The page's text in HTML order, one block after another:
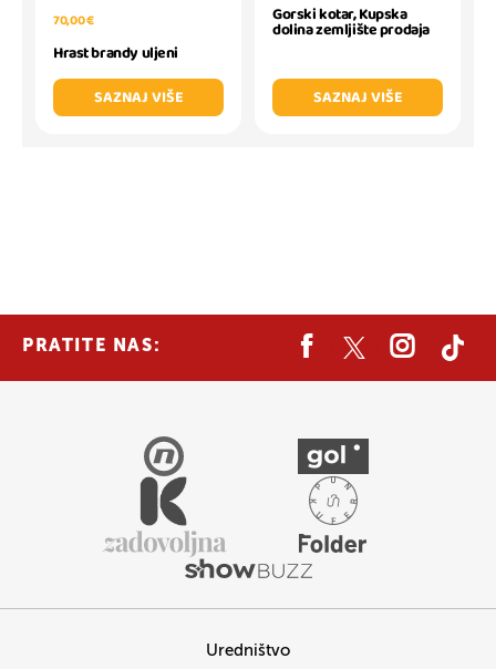
70,00 €
Hrast brandy uljeni
SAZNAJ VIŠE
Gorski kotar, Kupska
dolina zemljište prodaja
SAZNAJ VIŠE
PRATITE NAS:
Uredništvo